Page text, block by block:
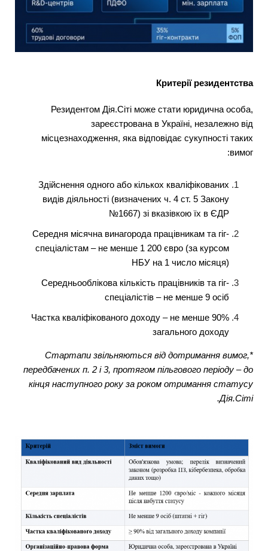
Критерії резидентства
Резидентом Дія.Сіті може стати юридична особа,
зареєстрована в Україні, незалежно від
місцезнаходження, яка відповідає сукупності таких
вимог:
Здійснення одного або кількох кваліфікованих
видів діяльності (визначених ч. 4 ст. 5 Закону
№1667) зі вказівкою їх в ЄДР
Середня місячна винагорода працівникам та гіг-
спеціалістам – не менше 1 200 євро (за курсом
НБУ на 1 число місяця)
Середньооблікова кількість працівників та гіг-
спеціалістів – не менше 9 осіб
Частка кваліфікованого доходу – не менше 90%
загального доходу
*Стартапи звільняються від дотримання вимог,
передбачених п. 2 і 3, протягом пільгового періоду –до
кінця наступного року за роком отримання статусу
Дія.Сіті.